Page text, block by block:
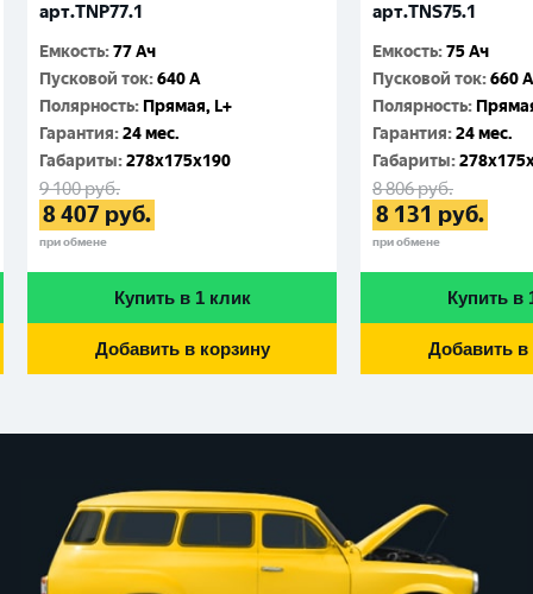
арт.TNP77.1
Емкость:77 Ач
Пусковой ток:640 A
Полярность: Прямая, L+
Гарантия:24 мес.
Габариты:278x175x190
9 100руб.
8 407 руб.
при обмене
Купить в 1 клик
Добавить в корзину
арт.TNS75.1
Емкость:75 Ач
Пусковой ток:660 A
Полярность:
Гарантия:24 мес.
Габариты:
8 806руб.
8 131 руб.
при обмене
Купить в
Добавить в